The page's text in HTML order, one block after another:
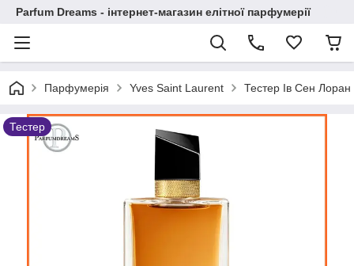
Parfum Dreams - інтернет-магазин елітної парфумерії
Парфумерія Yves Saint Laurent Тестер Ів Сен
Тестер